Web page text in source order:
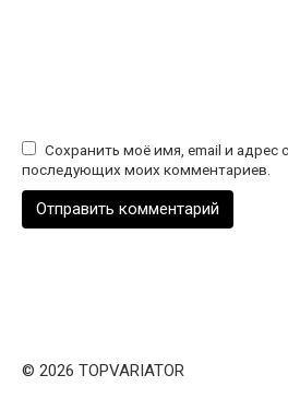
Сохранить моё имя, email и адрес
последующих моих комментариев.
© 2026 TOPVARIATOR